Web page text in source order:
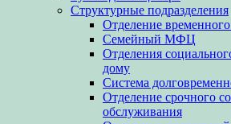
Структурные подразделения
Отделение
Семейный МФЦ
Отделения
дому
Система
Отделение срочного
обслуживания